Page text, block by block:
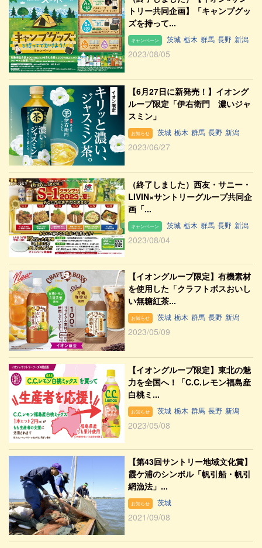
トリー共同企画】「キャンプグッ
ズを持って...
キャンペーン 茨城 栃木 群馬 長野 新潟
2023/08/05
【6月27日に新発売！】イオング
ループ限定「伊右衛門 濃いジャ
スミン」
お知らせ 茨城 栃木 群馬 長野 新潟
2023/06/27
（終了しました）西友・サニー・
LIVIN×サントリーグループ共同企
画「...
キャンペーン 茨城 栃木 群馬 長野 新潟
2023/08/04
【イオングループ限定】有機素材
を使用した「クラフトボスおいし
い無糖紅茶...
お知らせ 茨城 栃木 群馬 長野 新潟
2023/05/09
【イオングループ限定】東北の魅
力を全国へ！「C.C.レモン福島産
白桃ミ...
お知らせ 茨城 栃木 群馬 長野 新潟
2023/05/08
【第43回サントリー地域文化賞】
霞ケ浦のシンボル「帆引船・帆引
網漁法」...
お知らせ 茨城
2021/09/08